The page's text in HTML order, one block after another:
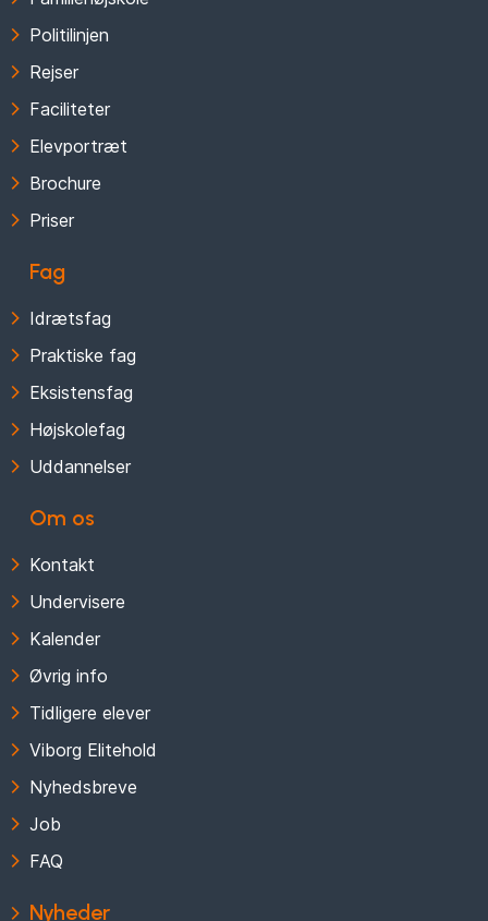
Politilinjen
Rejser
Faciliteter
Elevportræt
Brochure
Priser
Fag
Idrætsfag
Praktiske fag
Eksistensfag
Højskolefag
Uddannelser
Om os
Kontakt
Undervisere
Kalender
Øvrig info
Tidligere elever
Viborg Elitehold
Nyhedsbreve
Job
FAQ
Nyheder